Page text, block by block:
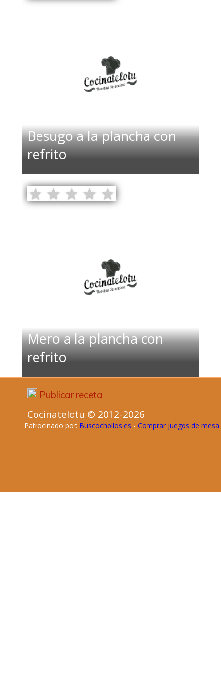
Besugo a la plancha con
refrito
Mero a la plancha con
refrito
Publicar receta
Cocinatelotu © 2012-2026
Patrocinado por: Buscochollos.es - Comprar juegos de mesa